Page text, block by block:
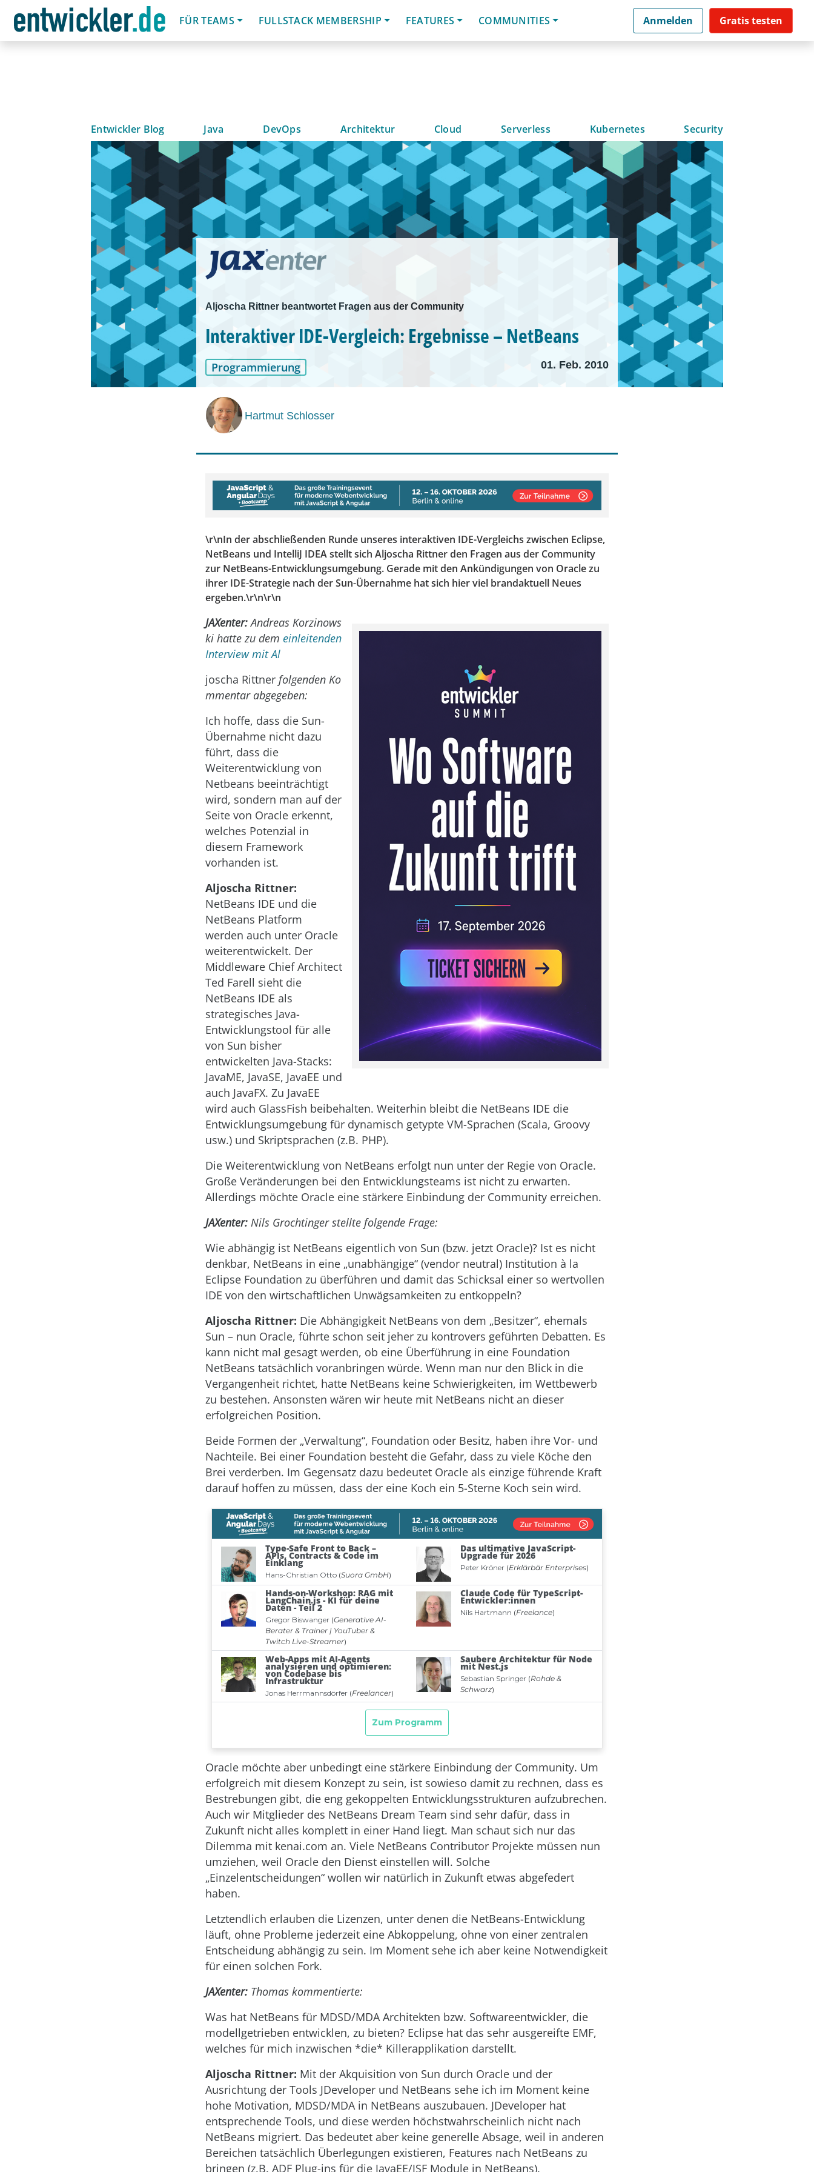
FÜR TEAMS
FULLSTACK MEMBERSHIP FEATURES COMMUNITIES Anmelden Gratis testen
Entwickler Blog Java DevOps Architektur Cloud Serverless Kubernetes Security
Aljoscha Rittner beantwortet Fragen aus der Community
Interaktiver IDE-Vergleich: Ergebnisse – NetBeans
Programmierung 01. Feb. 2010
Hartmut Schlosser
\r\nIn der abschließenden Runde unseres interaktiven IDE-Vergleichs zwischen Eclipse,
NetBeans und IntelliJ IDEA stellt sich Aljoscha Rittner den Fragen aus der Community
zur NetBeans-Entwicklungsumgebung. Gerade mit den Ankündigungen von Oracle zu
ihrer IDE-Strategie nach der Sun-Übernahme hat sich hier viel brandaktuell Neues
ergeben.\r\n\r\n
JAXenter: Andreas Korzinows
ki hatte zu dem einleitenden
Interview mit Al
joscha Rittner folgenden Ko
mmentar abgegeben:
Ich hoffe, dass die Sun-
Übernahme nicht dazu
führt, dass die
Weiterentwicklung von
Netbeans beeinträchtigt
wird, sondern man auf der
Seite von Oracle erkennt,
welches Potenzial in
diesem Framework
vorhanden ist.
Aljoscha Rittner:
NetBeans IDE und die
NetBeans Platform
werden auch unter Oracle
weiterentwickelt. Der
Middleware Chief Architect
Ted Farell sieht die
NetBeans IDE als
strategisches Java-
Entwicklungstool für alle
von Sun bisher
entwickelten Java-Stacks:
JavaME, JavaSE, JavaEE und
auch JavaFX. Zu JavaEE
wird auch GlassFish beibehalten. Weiterhin bleibt die NetBeans IDE die
Entwicklungsumgebung für dynamisch getypte VM-Sprachen (Scala, Groovy
usw.) und Skriptsprachen (z.B. PHP).
Die Weiterentwicklung von NetBeans erfolgt nun unter der Regie von Oracle.
Große Veränderungen bei den Entwicklungsteams ist nicht zu erwarten.
Allerdings möchte Oracle eine stärkere Einbindung der Community erreichen.
JAXenter: Nils Grochtinger stellte folgende Frage:
Wie abhängig ist NetBeans eigentlich von Sun (bzw. jetzt Oracle)? Ist es nicht
denkbar, NetBeans in eine „unabhängige“ (vendor neutral) Institution à la
Eclipse Foundation zu überführen und damit das Schicksal einer so wertvollen
IDE von den wirtschaftlichen Unwägsamkeiten zu entkoppeln?
Aljoscha Rittner: Die Abhängigkeit NetBeans von dem „Besitzer“, ehemals
Sun – nun Oracle, führte schon seit jeher zu kontrovers geführten Debatten. Es
kann nicht mal gesagt werden, ob eine Überführung in eine Foundation
NetBeans tatsächlich voranbringen würde. Wenn man nur den Blick in die
Vergangenheit richtet, hatte NetBeans keine Schwierigkeiten, im Wettbewerb
zu bestehen. Ansonsten wären wir heute mit NetBeans nicht an dieser
erfolgreichen Position.
Beide Formen der „Verwaltung“, Foundation oder Besitz, haben ihre Vor- und
Nachteile. Bei einer Foundation besteht die Gefahr, dass zu viele Köche den
Brei verderben. Im Gegensatz dazu bedeutet Oracle als einzige führende Kraft
darauf hoffen zu müssen, dass der eine Koch ein 5-Sterne Koch sein wird.
Oracle möchte aber unbedingt eine stärkere Einbindung der Community. Um
erfolgreich mit diesem Konzept zu sein, ist sowieso damit zu rechnen, dass es
Bestrebungen gibt, die eng gekoppelten Entwicklungsstrukturen aufzubrechen.
Auch wir Mitglieder des NetBeans Dream Team sind sehr dafür, dass in
Zukunft nicht alles komplett in einer Hand liegt. Man schaut sich nur das
Dilemma mit kenai.com an. Viele NetBeans Contributor Projekte müssen nun
umziehen, weil Oracle den Dienst einstellen will. Solche
„Einzelentscheidungen“ wollen wir natürlich in Zukunft etwas abgefedert
haben.
Letztendlich erlauben die Lizenzen, unter denen die NetBeans-Entwicklung
läuft, ohne Probleme jederzeit eine Abkoppelung, ohne von einer zentralen
Entscheidung abhängig zu sein. Im Moment sehe ich aber keine Notwendigkeit
für einen solchen Fork.
JAXenter: Thomas kommentierte:
Was hat NetBeans für MDSD/MDA Architekten bzw. Softwareentwickler, die
modellgetrieben entwicklen, zu bieten? Eclipse hat das sehr ausgereifte EMF,
welches für mich inzwischen *die* Killerapplikation darstellt.
Aljoscha Rittner: Mit der Akquisition von Sun durch Oracle und der
Ausrichtung der Tools JDeveloper und NetBeans sehe ich im Moment keine
hohe Motivation, MDSD/MDA in NetBeans auszubauen. JDeveloper hat
entsprechende Tools, und diese werden höchstwahrscheinlich nicht nach
NetBeans migriert. Das bedeutet aber keine generelle Absage, weil in anderen
Bereichen tatsächlich Überlegungen existieren, Features nach NetBeans zu
bringen (z.B. ADF Plug-ins für die JavaEE/JSF Module in NetBeans).